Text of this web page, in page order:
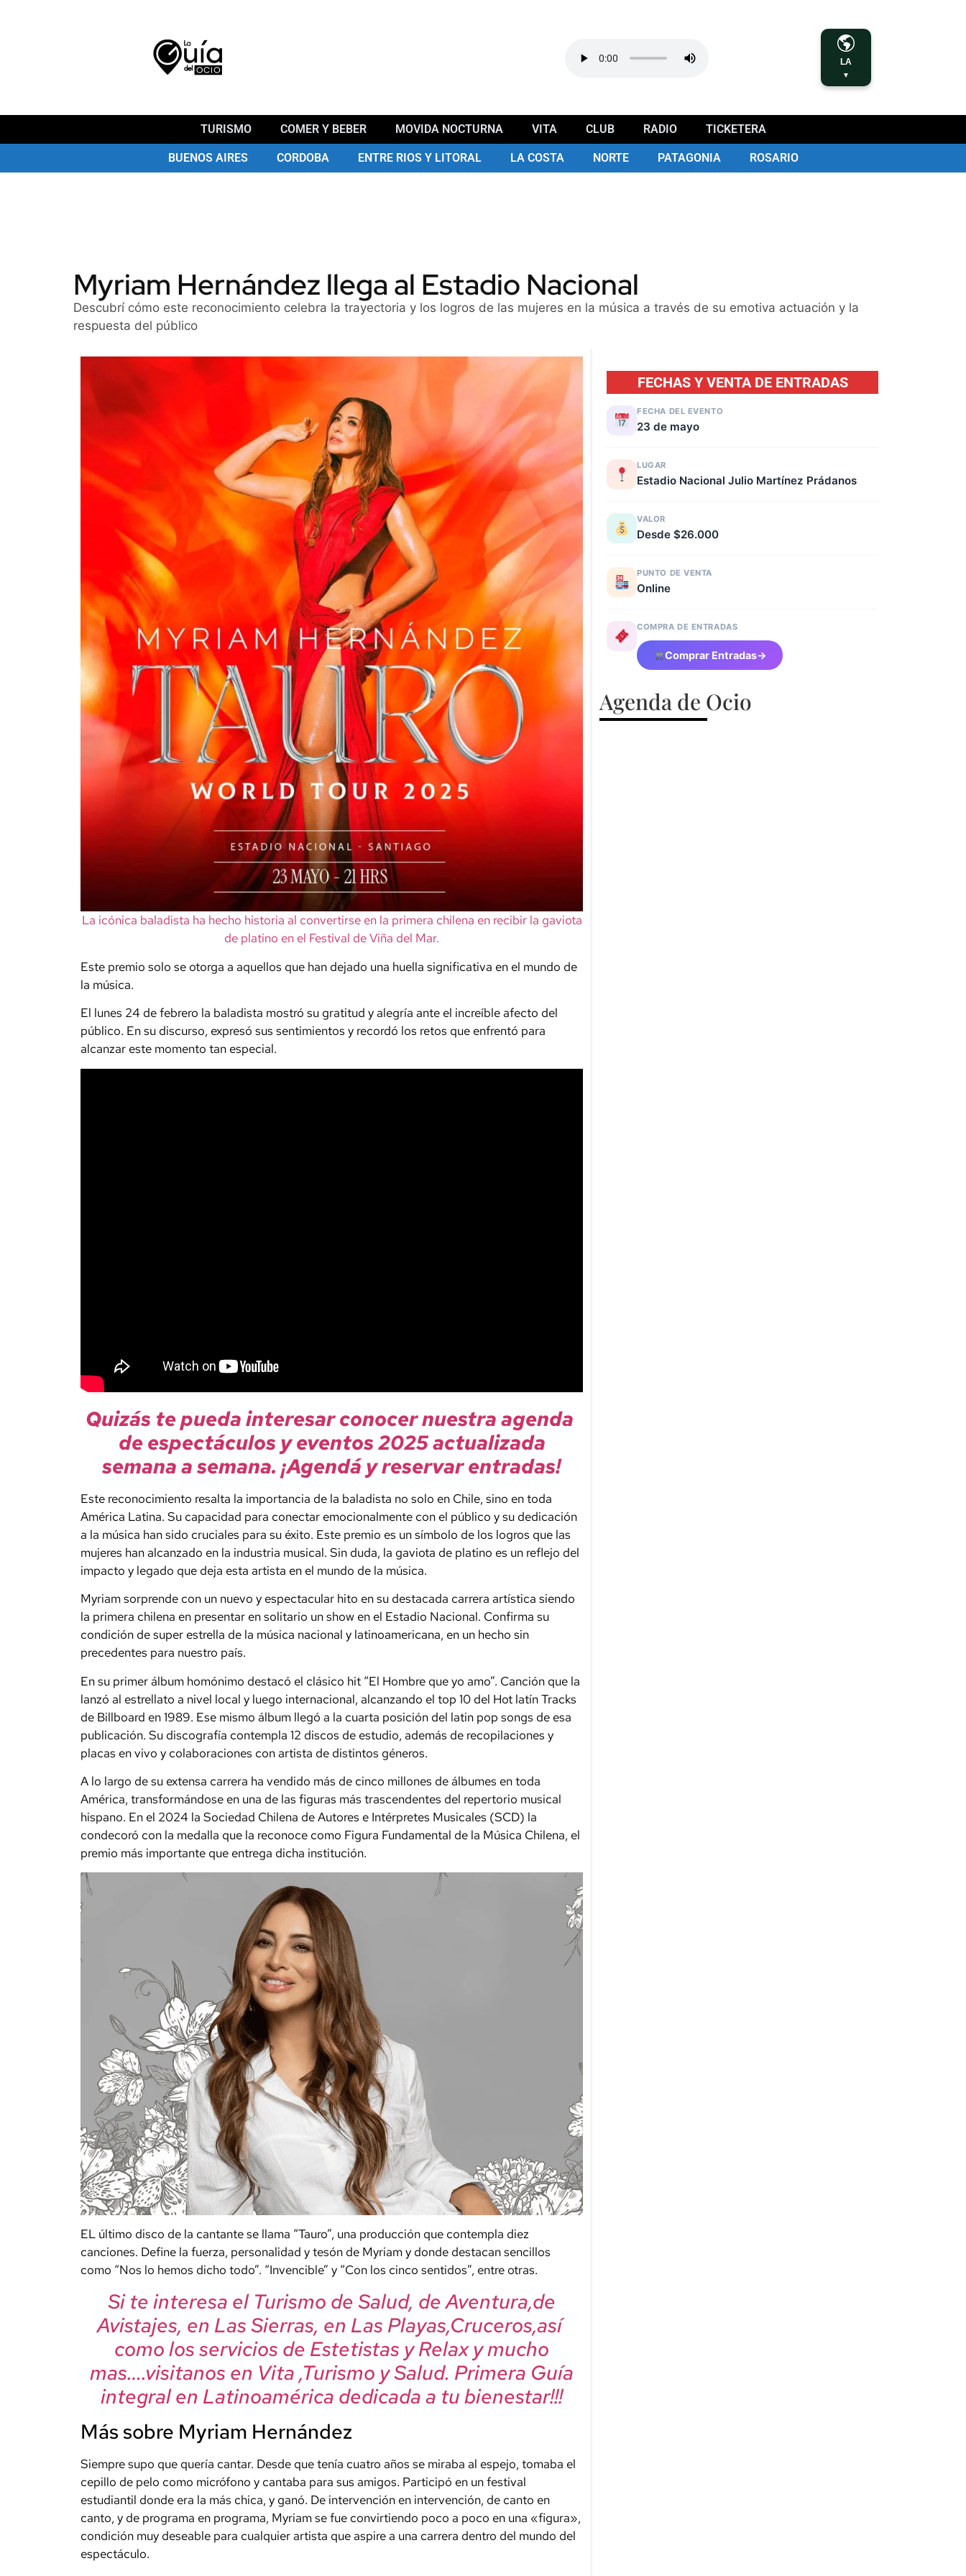
LA
▼
TURISMO COMER Y BEBER MOVIDA NOCTURNA VITA CLUB RADIO TICKETERA
BUENOS AIRES CORDOBA ENTRE RIOS Y LITORAL LA COSTA NORTE PATAGONIA ROSARIO
Myriam Hernández llega al Estadio Nacional
Descubrí cómo este reconocimiento celebra la trayectoria y los logros de las mujeres en la música a través de su emotiva actuación y la
respuesta del público
La icónica baladista ha hecho historia al convertirse en la primera chilena en recibir la gaviota
de platino en el Festival de Viña del Mar.
Este premio solo se otorga a aquellos que han dejado una huella significativa en el mundo de
la música.
El lunes 24 de febrero la baladista mostró su gratitud y alegría ante el increíble afecto del
público. En su discurso, expresó sus sentimientos y recordó los retos que enfrentó para
alcanzar este momento tan especial.
Quizás te pueda interesar conocer nuestra agenda
de espectáculos y eventos 2025 actualizada
semana a semana. ¡Agendá y reservar entradas!
Este reconocimiento resalta la importancia de la baladista no solo en Chile, sino en toda
América Latina. Su capacidad para conectar emocionalmente con el público y su dedicación
a la música han sido cruciales para su éxito. Este premio es un símbolo de los logros que las
mujeres han alcanzado en la industria musical. Sin duda, la gaviota de platino es un reflejo del
impacto y legado que deja esta artista en el mundo de la música.
Myriam sorprende con un nuevo y espectacular hito en su destacada carrera artística siendo
la primera chilena en presentar en solitario un show en el Estadio Nacional. Confirma su
condición de super estrella de la música nacional y latinoamericana, en un hecho sin
precedentes para nuestro país.
En su primer álbum homónimo destacó el clásico hit “El Hombre que yo amo”. Canción que la
lanzó al estrellato a nivel local y luego internacional, alcanzando el top 10 del Hot latín Tracks
de Billboard en 1989. Ese mismo álbum llegó a la cuarta posición del latin pop songs de esa
publicación. Su discografía contempla 12 discos de estudio, además de recopilaciones y
placas en vivo y colaboraciones con artista de distintos géneros.
A lo largo de su extensa carrera ha vendido más de cinco millones de álbumes en toda
América, transformándose en una de las figuras más trascendentes del repertorio musical
hispano. En el 2024 la Sociedad Chilena de Autores e Intérpretes Musicales (SCD) la
condecoró con la medalla que la reconoce como Figura Fundamental de la Música Chilena, el
premio más importante que entrega dicha institución.
EL último disco de la cantante se llama “Tauro”, una producción que contempla diez
canciones. Define la fuerza, personalidad y tesón de Myriam y donde destacan sencillos
como “Nos lo hemos dicho todo”. “Invencible” y “Con los cinco sentidos”, entre otras.
Si te interesa el Turismo de Salud, de Aventura,de
Avistajes, en Las Sierras, en Las Playas,Cruceros,así
como los servicios de Estetistas y Relax y mucho
mas….visitanos en Vita ,Turismo y Salud. Primera Guía
integral en Latinoamérica dedicada a tu bienestar!!!
Más sobre Myriam Hernández
Siempre supo que quería cantar. Desde que tenía cuatro años se miraba al espejo, tomaba el
cepillo de pelo como micrófono y cantaba para sus amigos. Participó en un festival
estudiantil donde era la más chica, y ganó. De intervención en intervención, de canto en
canto, y de programa en programa, Myriam se fue convirtiendo poco a poco en una «figura»,
condición muy deseable para cualquier artista que aspire a una carrera dentro del mundo del
espectáculo.
FECHAS Y VENTA DE ENTRADAS
FECHA DEL EVENTO
23 de mayo
LUGAR
Estadio Nacional Julio Martínez Prádanos
VALOR
Desde $26.000
PUNTO DE VENTA
Online
COMPRA DE ENTRADAS
Comprar Entradas→
Agenda de Ocio